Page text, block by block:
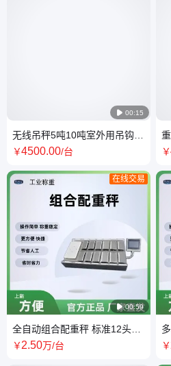
 00:15
无线吊秤5吨10吨室外用吊钩秤
精选源头厂家 现货出售全钢结
￥4500.00/台
 00:59
在线交易
全自动组合配重秤 标准12头可
定制 304不锈钢机身，IP66防
￥2.50万/台
￥
￥